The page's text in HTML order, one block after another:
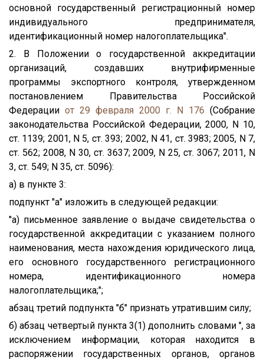
основной государственный регистрационный номер
индивидуального предпринимателя,
идентификационный номер налогоплательщика".
2. В Положении о государственной аккредитации
организаций, создавших внутрифирменные
программы экспортного контроля, утвержденном
постановлением Правительства Российской
Федерации от 29 февраля 2000 г. N 176 (Собрание
законодательства Российской Федерации, 2000, N 10,
ст. 1139; 2001, N 5, ст. 393; 2002, N 41, ст. 3983; 2005, N 7,
ст. 562; 2008, N 30, ст. 3637; 2009, N 25, ст. 3067; 2011, N
3, ст. 549; N 35, ст. 5096):
а) в пункте 3:
подпункт "а" изложить в следующей редакции:
"а) письменное заявление о выдаче свидетельства о
государственной аккредитации с указанием полного
наименования, места нахождения юридического лица,
его основного государственного регистрационного
номера, идентификационного номера
налогоплательщика;";
абзац третий подпункта "б" признать утратившим силу;
б) абзац четвертый пункта 3(1) дополнить словами ", за
исключением информации, которая находится в
распоряжении государственных органов, органов